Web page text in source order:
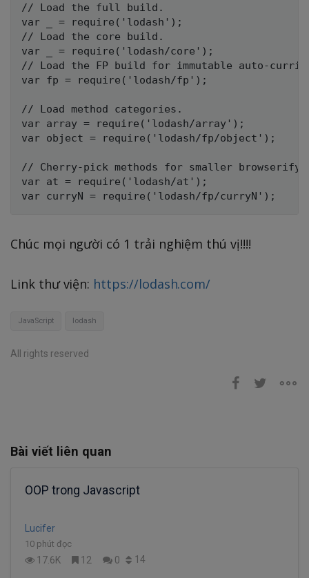
// Load the full build.
var _ = require('lodash');
// Load the core build.
var _ = require('lodash/core');
// Load the FP build for immutable auto-
var fp = require('lodash/fp');
// Load method categories.
var array = require('lodash/array');
var object = require('lodash/fp/object');
// Cherry-pick methods for smaller browserify/
var at = require('lodash/at');
Chúc mọi người có 1 trải nghiệm thú vị!!!!
Link thư viện: https://lodash.com/
JavaScript lodash
All rights reserved
Bài viết liên quan
OOP trong Javascript
Lucifer
10 phút đọc
17.6K 12 0 14